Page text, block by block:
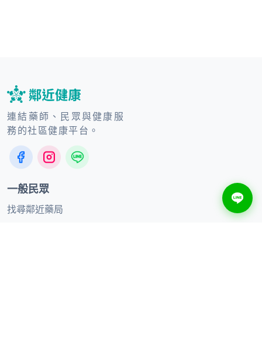
連結藥師、民眾與健康服
務的社區健康平台。
一般民眾
找尋鄰近藥局